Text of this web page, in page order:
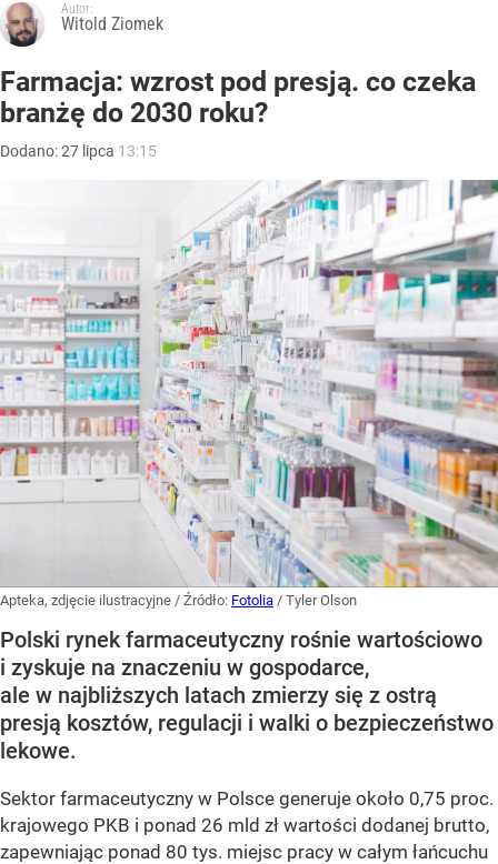
Autor:
Witold Ziomek
Farmacja: wzrost pod presją. co czeka
branżę do 2030 roku?
Dodano:27 lipca 13:15
Apteka, zdjęcie ilustracyjne / Źródło: Fotolia / Tyler Olson
Polski rynek farmaceutyczny rośnie wartościowo
i zyskuje na znaczeniu w gospodarce,
ale w najbliższych latach zmierzy się z ostrą
presją kosztów, regulacji i walki o bezpieczeństwo
lekowe.
Sektor farmaceutyczny w Polsce generuje około 0,75 proc.
krajowego PKB i ponad 26 mld zł wartości dodanej brutto,
zapewniając ponad 80 tys. miejsc pracy w całym łańcuchu